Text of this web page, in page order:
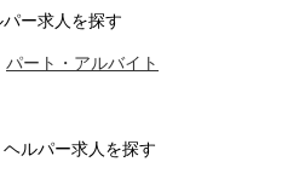
ー求人を探す
パート・アルバイト
ルパー求人を探す